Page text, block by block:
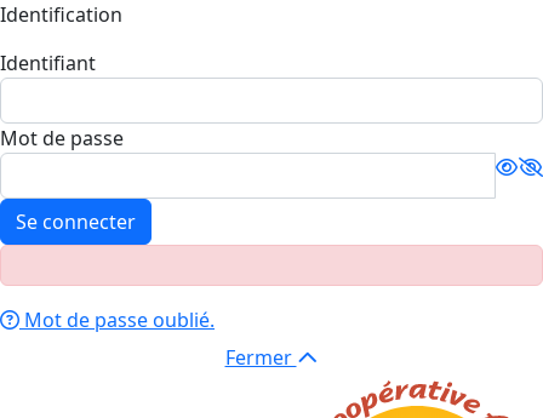
Identification
Identifiant
Mot de passe
Se connecter
Mot de passe oublié.
Fermer